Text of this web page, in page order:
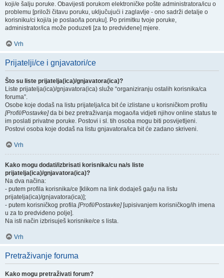
koji/e šalju poruke. Obavijesti porukom elektroničke pošte administratora/icu o
problemu [priloži čitavu poruku, uključujući i zaglavlje - ono sadrži detalje o
korisniku/ci koji/a je poslao/la poruku]. Po primitku tvoje poruke,
administrator/ica može poduzeti [za to predviđene] mjere.
Vrh
Prijatelji/ce i gnjavatori/ce
Što su liste prijatelja(ica)/gnjavatora(ica)?
Liste prijatelja(ica)/gnjavatora(ica) služe “organiziranju ostalih korisnika/ca
foruma”.
Osobe koje dodaš na listu prijatelja/ica bit će izlistane u korisničkom profilu
[Profil/Postavke]da bi bez pretraživanja mogao/la vidjeti njihov online status te
im poslati privatne poruke. Postovi i sl. tih osoba mogu biti posvijetljeni.
Postovi osoba koje dodaš na listu gnjavatora/ica bit će zadano skriveni.
Vrh
Kako mogu dodati/izbrisati korisnika/cu na/s liste
prijatelja(ica)/gnjavatora(ica)?
Na dva načina:
- putem profila korisnika/ce [klikom na link dodaješ ga/ju na listu
prijatelja(ica)/gnjavatora(ica)];
- putem korisničkog profila [Profil/Postavke][upisivanjem korisničkog/ih imena
u za to predviđeno polje].
Na isti način izbrisuješ korisnike/ce s lista.
Vrh
Pretraživanje foruma
Kako mogu pretraživati forum?